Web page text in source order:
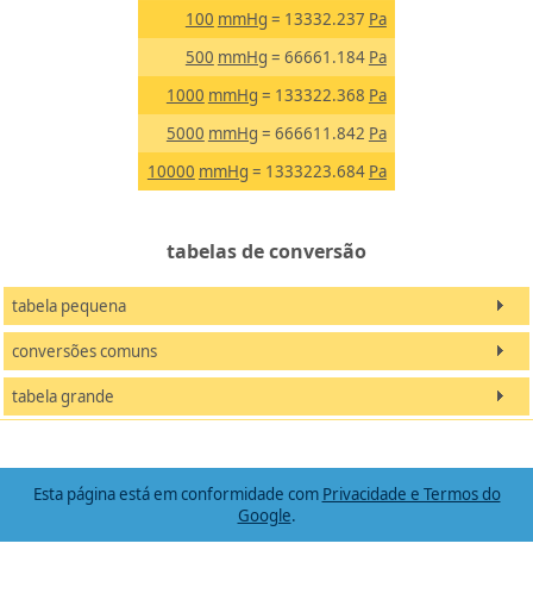
100 mmHg = 13332.237 Pa
500 mmHg = 66661.184 Pa
1000 mmHg = 133322.368 Pa
5000 mmHg = 666611.842 Pa
10000 mmHg = 1333223.684 Pa
tabelas de conversão
tabela pequena
conversões comuns
tabela grande
Esta página está em conformidade com Privacidade e Termos do
Google.